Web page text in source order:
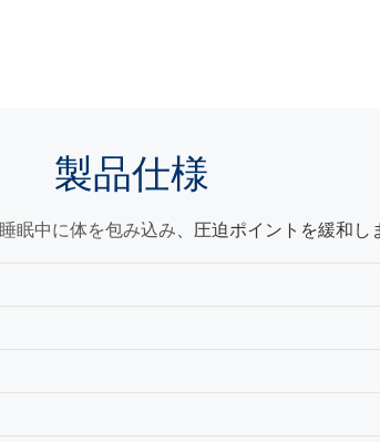
製品仕様
睡眠中に体を包み込み、圧迫ポイントを緩和し